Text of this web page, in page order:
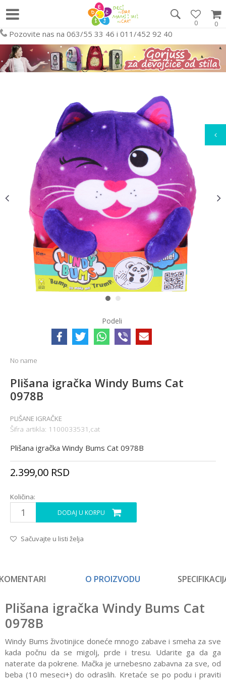
0
0
Pozovite nas na 063/55 33 46 i 011/452 92 40
1 2
Podeli
No name
Plišana igračka Windy Bums Cat
0978B
PLIŠANE IGRAČKE
Šifra artikla: 1100033531,cat
Plišana igračka Windy Bums Cat 0978B
2.399,00 RSD
Količina:
DODAJ U KORPU
Sačuvajte u listi želja
O PROIZVODU
Plišana igračka Windy Bums Cat
0978B
Windy Bums životinjice doneće mnogo zabave i smeha za sve
kada počnu da se migolj, prde i tresu. Udarite ga da ga
naterate da pokrene. Mačka je urnebesno zabavna za sve, od
beba (10 meseci+) do odraslih. Kretaće se po podu i praviti